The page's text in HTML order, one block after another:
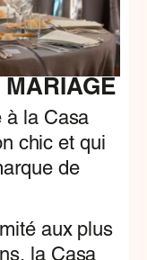
MARIAGE
à la Casa
chic et qui
de
aux plus
la Casa